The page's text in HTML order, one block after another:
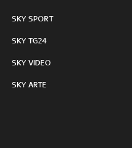
SKY SPORT
SKY TG24
SKY VIDEO
SKY ARTE